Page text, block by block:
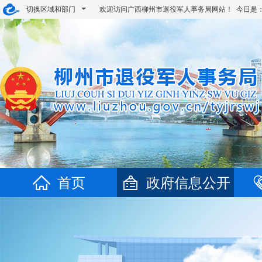
切换区域和部门 欢迎访问广西柳州市退役军人事务局网站！ 今日是
首页 政府信息公开